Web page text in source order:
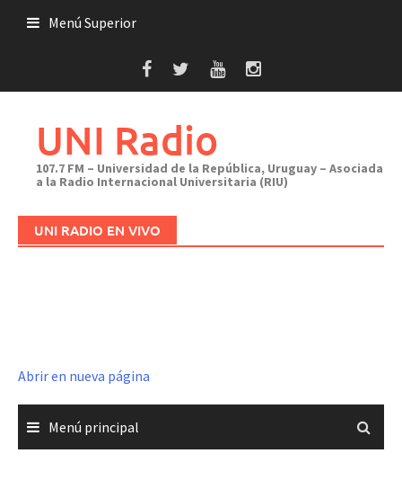
Menú Superior
UNI Radio
107.7 FM – Universidad de la República, Uruguay – Asociada
a la Radio Internacional Universitaria (RIU)
UNI RADIO EN VIVO
Abrir en nueva página
Menú principal